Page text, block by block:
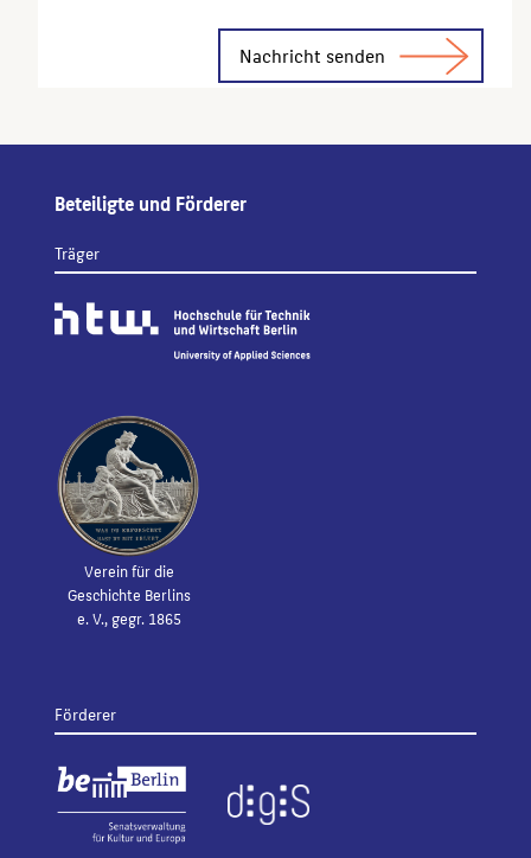
Beteiligte und Förderer
Träger
Verein für die
Geschichte Berlins
e. V., gegr. 1865
Förderer